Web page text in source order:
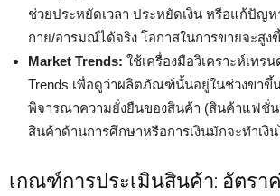
ช่วยประหยัดเวลา ประหยัดเงิน หรือแก้ปัญ
กาย/อารมณ์ได้จริง โอกาสในการขายจะสูง
Market Trends: ใช้เครื่องมือวิเคราะห์เทร
Trends เพื่อดูว่าผลิตภัณฑ์นั้นอยู่ในช่วงขาขึ้
พิจารณาความยั่งยืนของสินค้า (สินค้าแฟชั่น
สินค้าด้านการศึกษาหรือการเงินมักจะทำเงิ
เกณฑ์การประเมินสินค้า: อัตร